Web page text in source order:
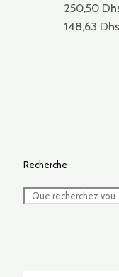
Recherche
250,50
148,63